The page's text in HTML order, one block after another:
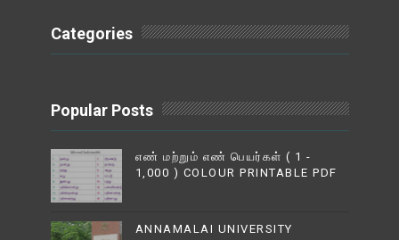
Categories
Popular Posts
எண் மற்றும் எண் பெயர்கள் ( 1 -
1,000 ) COLOUR PRINTABLE PDF
ANNAMALAI UNIVERSITY